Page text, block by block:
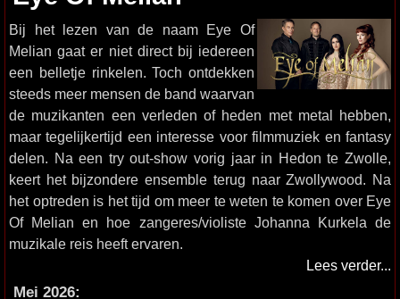
Bij het lezen van de naam Eye Of
Melian gaat er niet direct bij iedereen
een belletje rinkelen. Toch ontdekken
steeds meer mensen de band waarvan
de muzikanten een verleden of heden met metal hebben,
maar tegelijkertijd een interesse voor filmmuziek en fantasy
delen. Na een try out-show vorig jaar in Hedon te Zwolle,
keert het bijzondere ensemble terug naar Zwollywood. Na
het optreden is het tijd om meer te weten te komen over Eye
Of Melian en hoe zangeres/violiste Johanna Kurkela de
muzikale reis heeft ervaren.
Lees verder...
Mei 2026: